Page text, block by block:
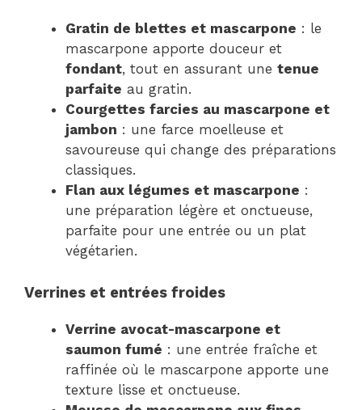
Gratin de blettes et mascarpone : le
mascarpone apporte douceur et
fondant, tout en assurant une tenue
parfaite au gratin.
Courgettes farcies au mascarpone et
jambon : une farce moelleuse et
savoureuse qui change des préparations
classiques.
Flan aux légumes et mascarpone :
une préparation légère et onctueuse,
parfaite pour une entrée ou un plat
végétarien.
Verrines et entrées froides
Verrine avocat-mascarpone et
saumon fumé : une entrée fraîche et
raffinée où le mascarpone apporte une
texture lisse et onctueuse.